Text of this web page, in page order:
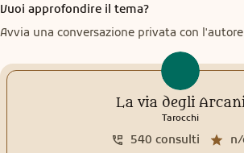
Vuoi approfondire il tema?
Avvia una conversazione privata con
La via degli
Tarocchi
540 consulti